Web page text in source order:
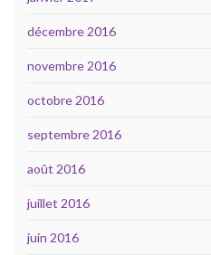
décembre 2016
novembre 2016
octobre 2016
septembre 2016
août 2016
juillet 2016
juin 2016